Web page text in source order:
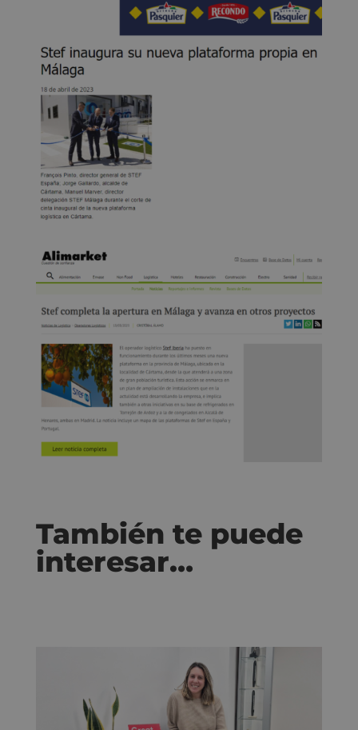
También te puede
interesar…